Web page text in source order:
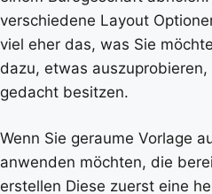
verschiedene Layout
viel eher das, was Sie
dazu, etwas
gedacht besitzen.
Wenn Sie geraume Vorlage
anwenden möchten, die
erstellen Diese zuerst eine